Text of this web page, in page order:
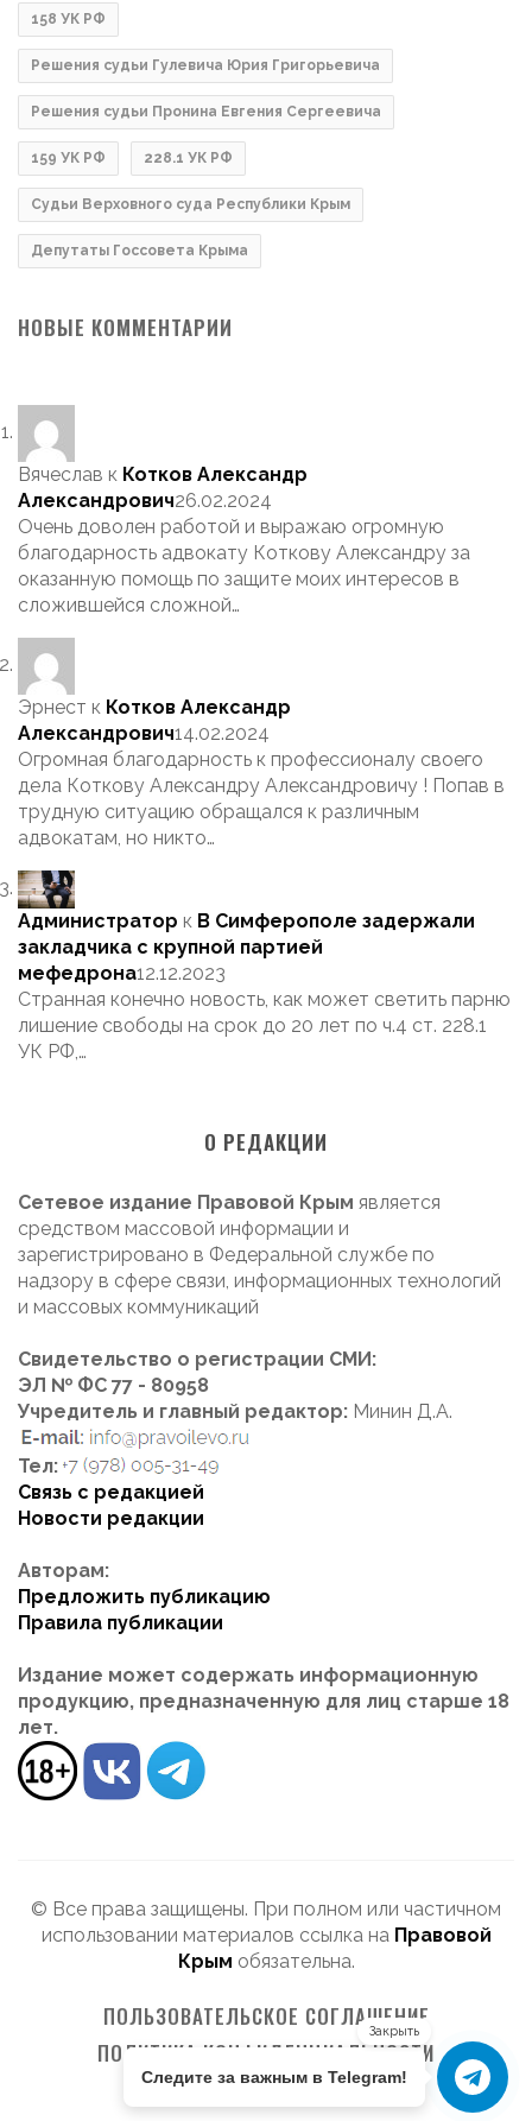
158 УК РФ
Решения судьи Гулевича Юрия Григорьевича
Решения судьи Пронина Евгения Сергеевича
159 УК РФ 228.1 УК РФ
Судьи Верховного суда Республики Крым
Депутаты Госсовета Крыма
НОВЫЕ КОММЕНТАРИИ
Вячеслав к Котков Александр
Александрович26.02.2024
Очень доволен работой и выражаю огромную
благодарность адвокату Коткову Александру за
оказанную помощь по защите моих интересов в
сложившейся сложной…
Эрнест к Котков Александр
Александрович14.02.2024
Огромная благодарность к профессионалу своего
дела Коткову Александру Александровичу ! Попав в
трудную ситуацию обращался к различным
адвокатам, но никто…
Администратор к В Симферополе задержали
закладчика с крупной партией
мефедрона12.12.2023
Странная конечно новость, как может светить парню
лишение свободы на срок до 20 лет по ч.4 ст. 228.1
УК РФ,…
О РЕДАКЦИИ
Сетевое издание Правовой Крым является
средством массовой информации и
зарегистрировано в Федеральной службе по
надзору в сфере связи, информационных технологий
и массовых коммуникаций
Свидетельство о регистрации СМИ:
ЭЛ № ФС 77 - 80958
Учредитель и главный редактор: Минин Д.А.
Тел:
Связь с редакцией
Новости редакции
Авторам:
Предложить публикацию
Правила публикации
Издание может содержать информационную
продукцию, предназначенную для лиц старше 18
лет.
© Все права защищены. При полном или частичном
использовании материалов ссылка на Правовой
Крым обязательна.
ПОЛЬЗОВАТЕЛЬСКОЕ СОГЛАШЕНИЕ
ПОЛИТИКА КОНФИДЕНЦИАЛЬНОСТИ
Закрыть
Следите за важным в Telegram!